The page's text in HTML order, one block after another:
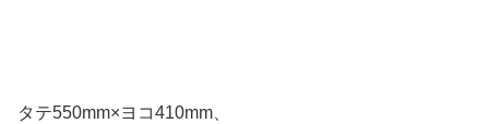
タテ550mm×ヨコ410mm、